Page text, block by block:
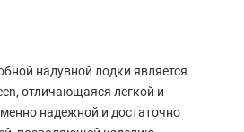
надувной лодки является
отличающаяся легкой и
надежной и достаточно